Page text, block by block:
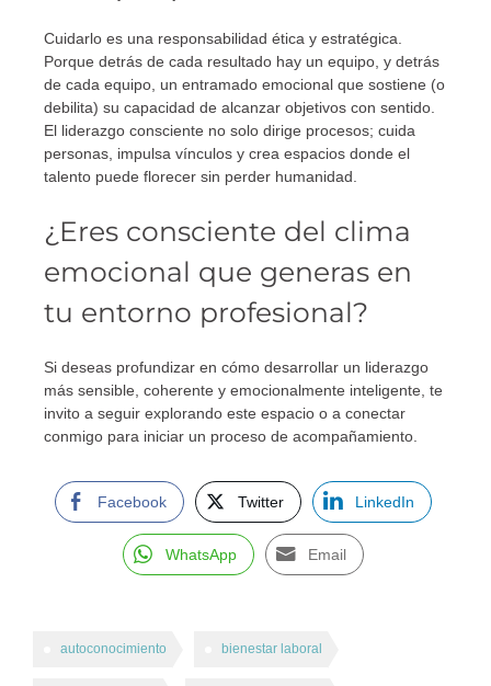
Cuidarlo es una responsabilidad ética y estratégica.
Porque detrás de cada resultado hay un equipo, y detrás
de cada equipo, un entramado emocional que sostiene (o
debilita) su capacidad de alcanzar objetivos con sentido.
El liderazgo consciente no solo dirige procesos; cuida
personas, impulsa vínculos y crea espacios donde el
talento puede florecer sin perder humanidad.
¿Eres consciente del clima
emocional que generas en
tu entorno profesional?
Si deseas profundizar en cómo desarrollar un liderazgo
más sensible, coherente y emocionalmente inteligente, te
invito a seguir explorando este espacio o a conectar
conmigo para iniciar un proceso de acompañamiento.
Facebook Twitter LinkedIn
WhatsApp Email
autoconocimiento bienestar laboral